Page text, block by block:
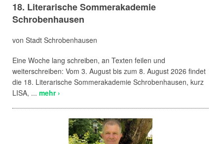
18. Literarische Sommerakademie
Schrobenhausen
von Stadt Schrobenhausen
Eine Woche lang schreiben, an Texten feilen und
weiterschreiben: Vom 3. August bis zum 8. August 2026 findet
die 18. Literarische Sommerakademie Schrobenhausen, kurz
LISA, ... mehr ›